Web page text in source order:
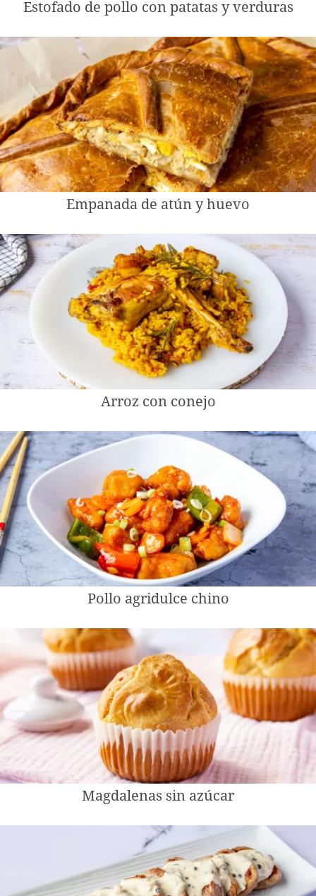
Estofado de pollo con patatas y verduras
Empanada de atún y huevo
Arroz con conejo
Pollo agridulce chino
Magdalenas sin azúcar